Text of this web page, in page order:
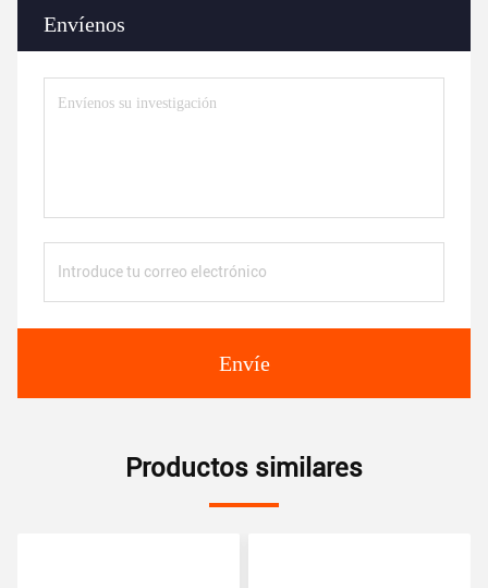
Envíenos
Envíe
Productos similares